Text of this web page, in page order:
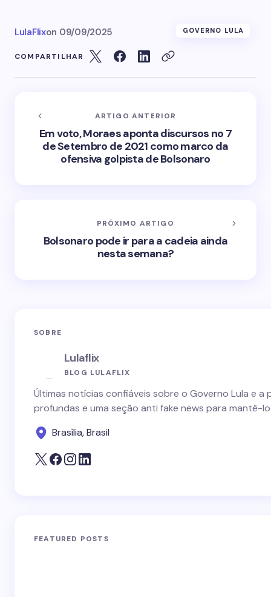
LulaFlixon 09/09/2025 GOVERNO LULA
COMPARTILHAR
ARTIGO ANTERIOR
Em voto, Moraes aponta discursos no 7
de Setembro de 2021 como marco da
ofensiva golpista de Bolsonaro
PRÓXIMO ARTIGO
Bolsonaro pode ir para a cadeia ainda
nesta semana?
SOBRE
Lulaflix
BLOG LULAFLIX
Últimas notícias confiáveis sobre o Governo Lula e
profundas e uma seção anti fake news para mantê-
Brasília, Brasil
FEATURED POSTS